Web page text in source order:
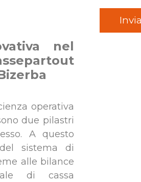
nel
operativa
due pilastri
A questo
del sistema di
alle bilance
di cassa